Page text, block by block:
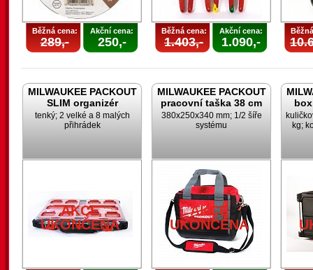
Běžná cena:
289,-
Akční cena:
250,-
Běžná cena:
1.403,-
Akční cena:
1.090,-
MILWAUKEE PACKOUT
SLIM organizér
tenký; 2 velké a 8 malých
přihrádek
AKCE
UKONČENA
MILWAUKEE PACKOUT
pracovní taška 38 cm
380x250x340 mm; 1/2 šíře
systému
AKCE
UKONČENA
kg;